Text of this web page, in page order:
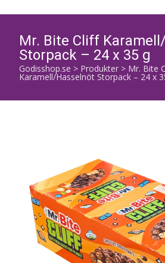
Mr. Bite Cliff
Storpack – 24 x 35 g
Godisshop.se > Produkter > Mr. Bite
Karamell/Hasselnöt Storpack – 24 x